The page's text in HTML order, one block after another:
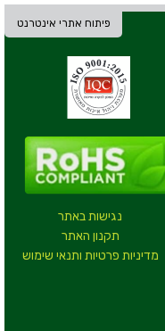
פיתוח אתרי אינטרנט
נגישות באתר
תקנון האתר
מדיניות פרטיות ותנאי שימוש